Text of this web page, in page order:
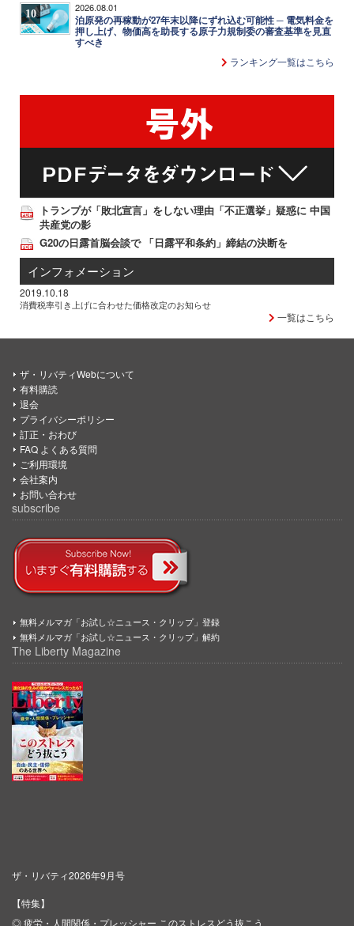
10 2026.08.01
泊原発の再稼動が27年末以降にずれ込む可能性 ─ 電気料金を
押し上げ、物価高を助長する原子力規制委の審査基準を見直
すべき
ランキング一覧はこちら
トランプが「敗北宣言」をしない理由「不正選挙」疑惑に 中国
共産党の影
G20の日露首脳会談で 「日露平和条約」締結の決断を
インフォメーション
2019.10.18
消費税率引き上げに合わせた価格改定のお知らせ
一覧はこちら
ザ・リバティWebについて
有料購読
退会
プライバシーポリシー
訂正・おわび
FAQ よくある質問
ご利用環境
会社案内
お問い合わせ
subscribe
無料メルマガ「お試し☆ニュース・クリップ」登録
無料メルマガ「お試し☆ニュース・クリップ」解約
The Liberty Magazine
ザ・リバティ2026年9月号
【特集】
◎ 疲労・人間関係・プレッシャー このストレスどう抜こう